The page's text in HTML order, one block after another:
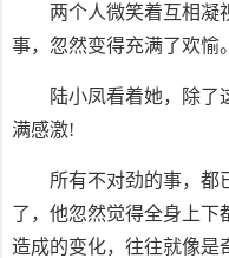
两个人微笑着互相凝
事，忽然变得充满了欢愉。
陆小凤看着她，除了
满感激!
所有不对劲的事，都
了，他忽然觉得全身上
造成的变化，往往就像是